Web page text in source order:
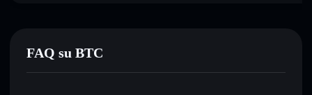
FAQ su BTC